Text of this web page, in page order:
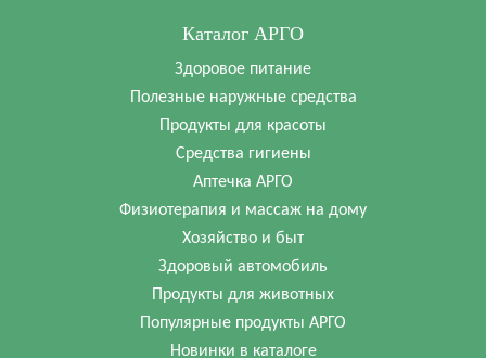
Каталог АРГО
Здоровое питание
Полезные наружные средства
Продукты для красоты
Средства гигиены
Аптечка АРГО
Физиотерапия и массаж на дому
Хозяйство и быт
Здоровый автомобиль
Продукты для животных
Популярные продукты АРГО
Новинки в каталоге